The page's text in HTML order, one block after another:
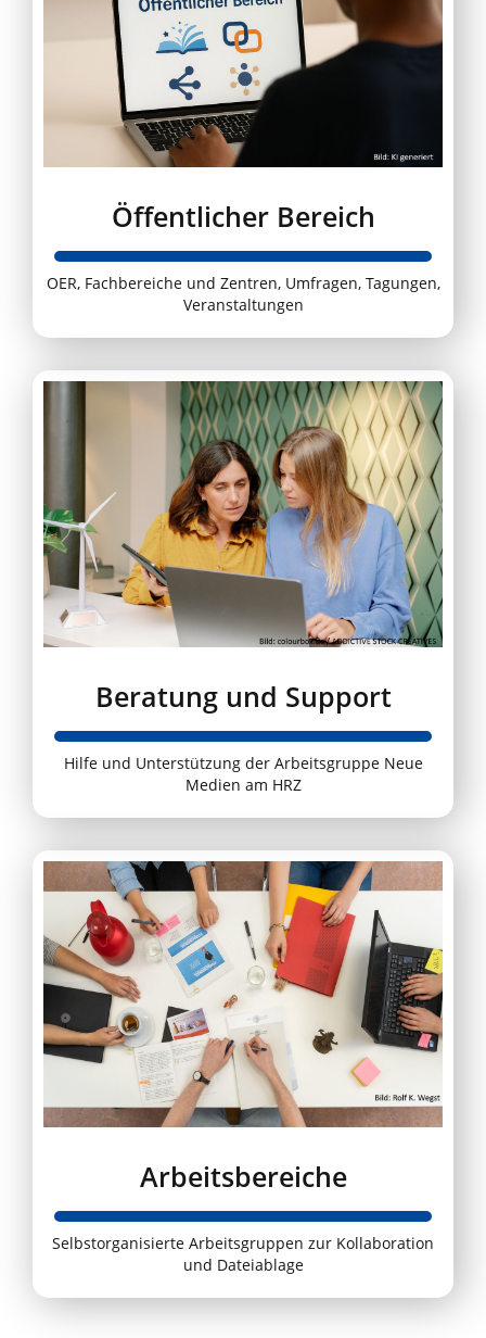
Öffentlicher Bereich
OER, Fachbereiche und Zentren, Umfragen, Tagungen,
Veranstaltungen
Beratung und Support
Hilfe und Unterstützung der Arbeitsgruppe Neue
Medien am HRZ
Arbeitsbereiche
Selbstorganisierte Arbeitsgruppen zur Kollaboration
und Dateiablage